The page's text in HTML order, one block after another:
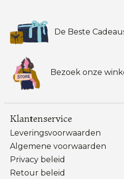
De Beste
Bezoek onze
Klantenservice
Leveringsvoorwaarden
Algemene voorwaarden
Privacy beleid
Retour beleid